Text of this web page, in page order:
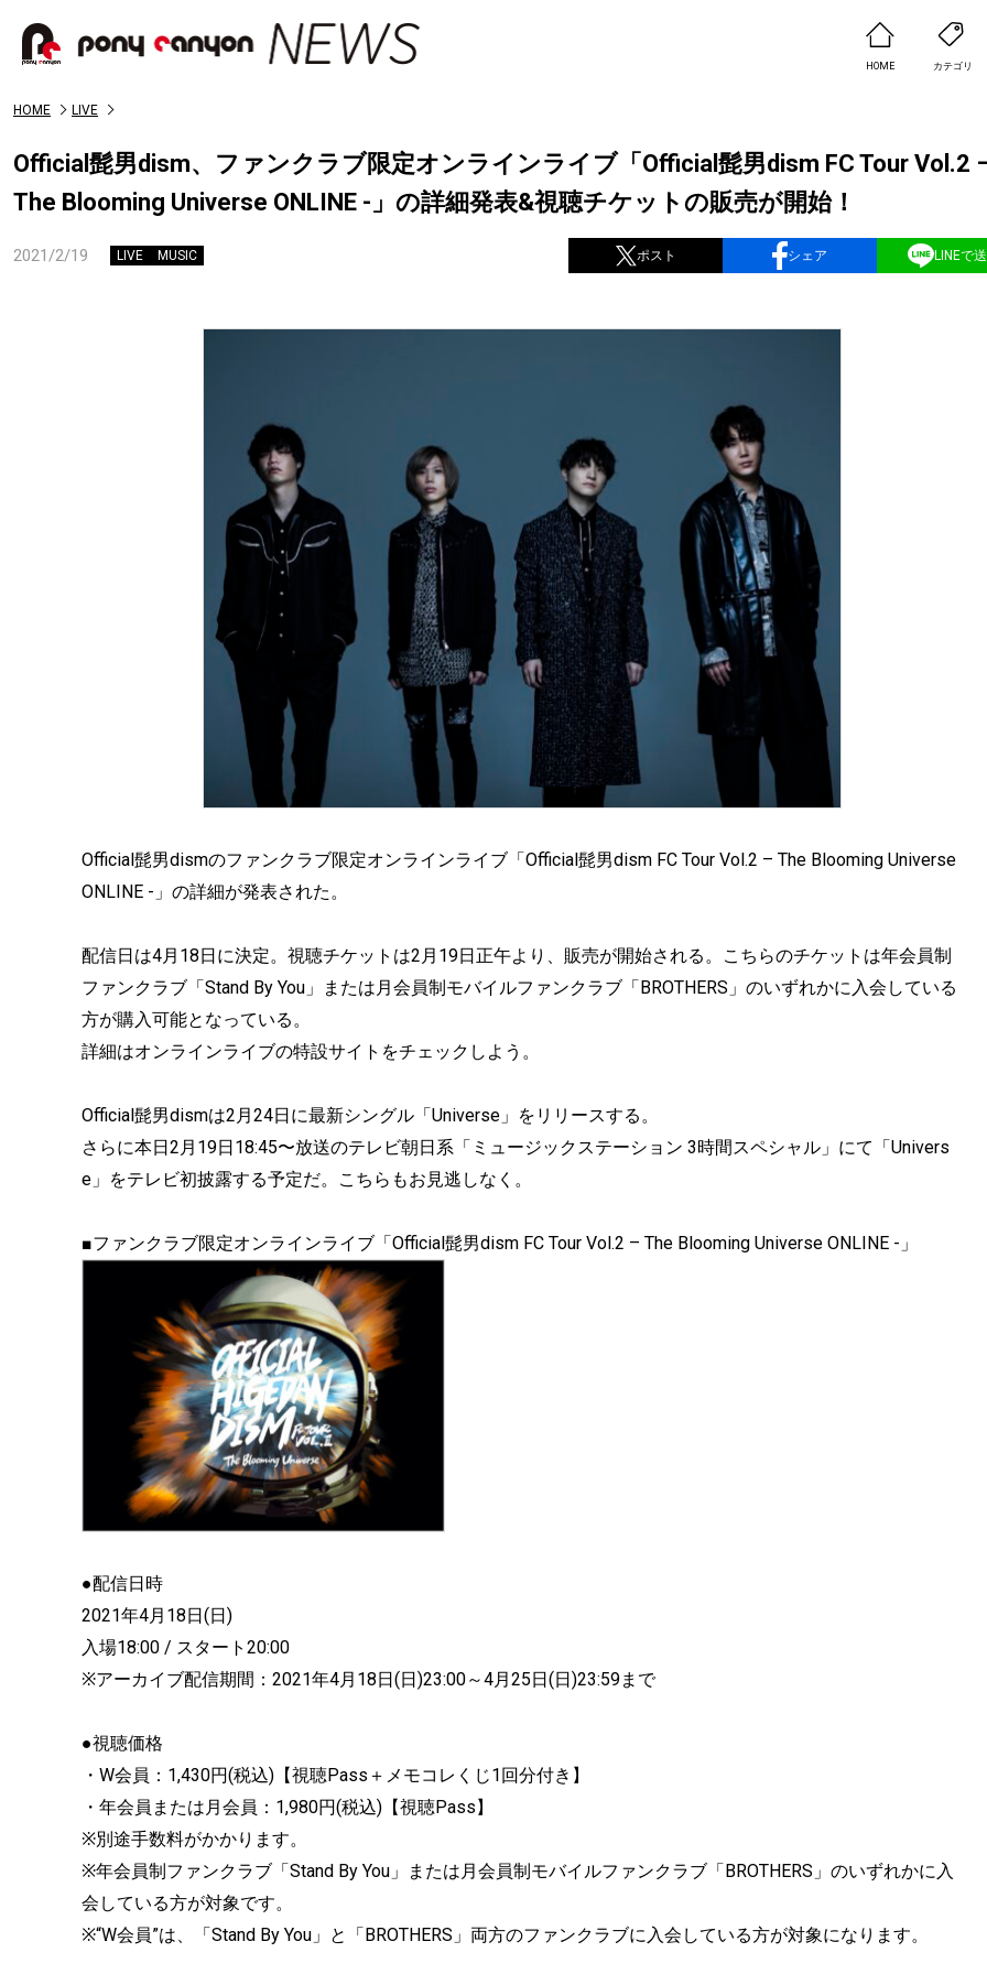
HOME カテゴリ
HOME LIVE
Official髭男dism、ファンクラブ限定オンラインライブ「Official髭男dism FC Tour Vol.2
The Blooming Universe ONLINE -」の詳細発表&視聴チケットの販売が開始！
2021/2/19 LIVE MUSIC ポスト シェア LINEで
Official髭男dismのファンクラブ限定オンラインライブ「Official髭男dism FC Tour Vol.2 – The Blooming Universe
ONLINE -」の詳細が発表された。
配信日は4月18日に決定。視聴チケットは2月19日正午より、販売が開始される。こちらのチケットは年会員制
ファンクラブ「Stand By You」または月会員制モバイルファンクラブ「BROTHERS」のいずれかに入会している
方が購入可能となっている。
詳細はオンラインライブの特設サイトをチェックしよう。
Official髭男dismは2月24日に最新シングル「Universe」をリリースする。
さらに本日2月19日18:45〜放送のテレビ朝日系「ミュージックステーション 3時間スペシャル」にて「Univers
e」をテレビ初披露する予定だ。こちらもお見逃しなく。
■ファンクラブ限定オンラインライブ「Official髭男dism FC Tour Vol.2 – The Blooming Universe ONLINE -」
●配信日時
2021年4月18日(日)
入場18:00 / スタート20:00
※アーカイブ配信期間：2021年4月18日(日)23:00～4月25日(日)23:59まで
●視聴価格
・W会員：1,430円(税込)【視聴Pass＋メモコレくじ1回分付き】
・年会員または月会員：1,980円(税込)【視聴Pass】
※別途手数料がかかります。
※年会員制ファンクラブ「Stand By You」または月会員制モバイルファンクラブ「BROTHERS」のいずれかに入
会している方が対象です。
※“W会員”は、「Stand By You」と「BROTHERS」両方のファンクラブに入会している方が対象になります。